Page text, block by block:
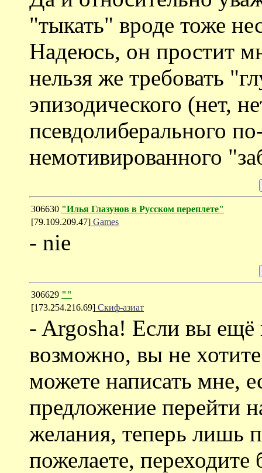
"тыкать" вроде тоже
Надеюсь, он простит
нельзя же требовать
эпизодического (нет,
псевдолиберального
немотивированного
306630 "Илья Глазунов в Русском переплете"
[79.109.209.47] Games
- nie
306629 ""
[173.254.216.69] Скиф-азиат
- Argosha! Если вы ещё
возможно, вы не
можете написать мне,
предложение перейти
желания, теперь лишь
пожелаете, переходите